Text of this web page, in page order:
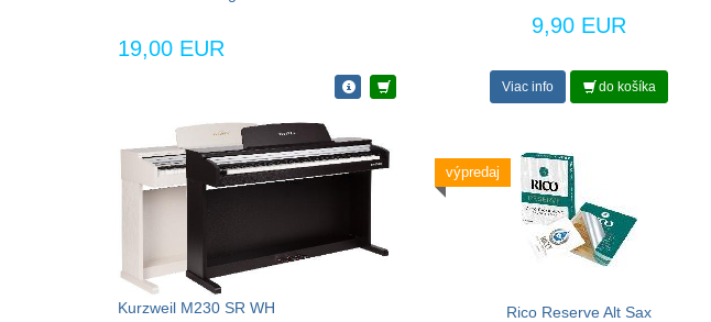
19,00 EUR
Kurzweil M230 SR WH
9,90 EUR
Viac info do košíka
výpredaj
Rico Reserve Alt Sax